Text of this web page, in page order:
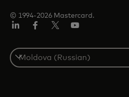
© 1994-2026 Mastercard.
Select
a
country